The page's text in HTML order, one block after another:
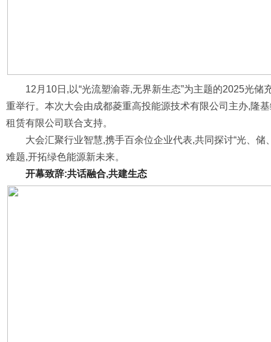
12月10日,以“光流塑渝蓉,无界新生态”为主题的2025光储
重举行。本次大会由成都菱重高投能源技术有限公司主办,隆
租赁有限公司联合支持。
大会汇聚行业智慧,携手百余位企业代表,共同探讨“光、储
难题,开拓绿色能源新未来。
开幕致辞:共话融合,共建生态